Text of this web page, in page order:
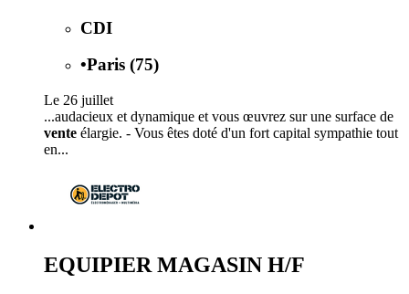
CDI
•Paris (75)
Le 26 juillet
...audacieux et dynamique et vous œuvrez sur une surface de
vente élargie. - Vous êtes doté d'un fort capital sympathie tout
en...
EQUIPIER MAGASIN H/F